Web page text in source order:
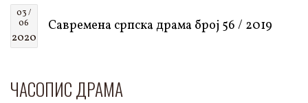
03 /
06
2020
Савремена српска драма број 56 / 2019
ЧАСОПИС ДРАМА